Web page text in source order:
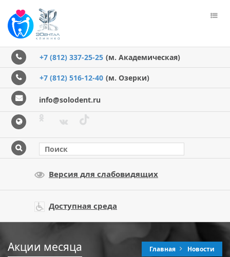
+7 (812) 337-25-25 (м. Академическая)
+7 (812) 516-12-40 (м. Озерки)
info@solodent.ru
Версия для слабовидящих
Доступная среда
Акции месяца Главная Новости